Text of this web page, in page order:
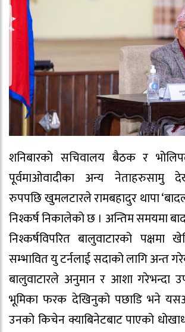
शनिबारको सचिवालय बैठक र
पूर्वमाओवादीका अन्य नेताहरुसामु
रुपपछि खुमलटारले रामबहादुर थापा
निश्कर्ष निकालेको छ । अन्तिम समयमा
निश्कर्षविपरित बालुवाटारको पक्षमा
सम्भावित यु टर्नलाई सदाको लागि अन्त
बालुवाटारले अनुमान र आशा गरेभन्दा
भूमिका फरक देखिनुको पछाडि भने
उनको किचेन क्याबिनेटबाट पाएको